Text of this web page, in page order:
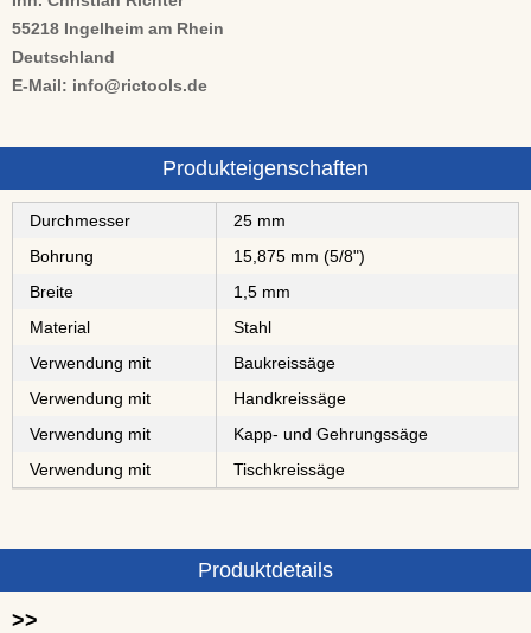
55218 Ingelheim am Rhein
Deutschland
E-Mail: info@rictools.de
Produkteigenschaften
Durchmesser
25 mm
Bohrung
15,875 mm (5/8")
Breite
1,5 mm
Material
Stahl
Verwendung mit
Baukreissäge
Verwendung mit
Handkreissäge
Verwendung mit
Kapp- und Gehrungssäge
Verwendung mit
Tischkreissäge
Produktdetails
>>